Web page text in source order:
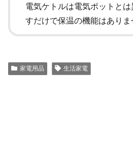
電気ケトルは電気ポットと
すだけで保温の機能はありま
家電用品 生活家電